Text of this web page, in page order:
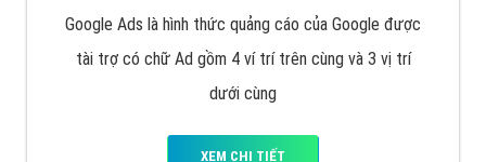
Google Ads là hình thức quảng cáo của Google được
tài trợ có chữ Ad gồm 4 ví trí trên cùng và 3 vị trí
dưới cùng
XEM CHI TIẾT